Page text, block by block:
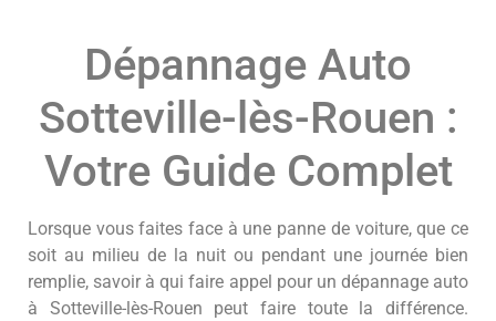
Dépannage Auto
Sotteville-lès-Rouen :
Votre Guide Complet
Lorsque vous faites face à une panne de voiture, que ce
soit au milieu de la nuit ou pendant une journée bien
remplie, savoir à qui faire appel pour un dépannage auto
à Sotteville-lès-Rouen peut faire toute la différence.